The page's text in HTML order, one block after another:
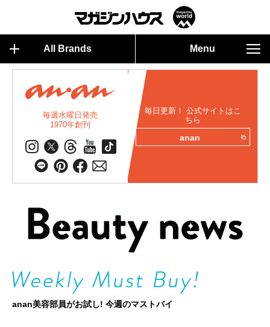
All Brands Menu
毎週水曜日発売
1970年創刊
毎日更新！ 公式サイトはこ
ちら
anan
anan美容部員がお試し! 今週のマストバイ